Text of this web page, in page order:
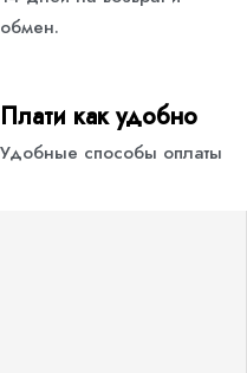
обмен.
Плати как удобно
Удобные способы оплаты